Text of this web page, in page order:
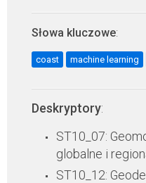
Słowa kluczowe:
coast machine learning
Deskryptory:
ST10_07:
globalne i
ST10_12: